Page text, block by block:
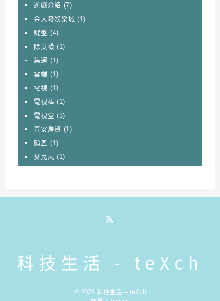
遊戲介紹 (7)
金大發娛樂城 (1)
鍵盤 (4)
除臭襪 (1)
集運 (1)
雲端 (1)
電視 (1)
電視棒 (1)
電視盒 (3)
青安房貸 (1)
颱風 (1)
麥克風 (1)
科技生活 - teXch
© 2026 科技生活 – teXch